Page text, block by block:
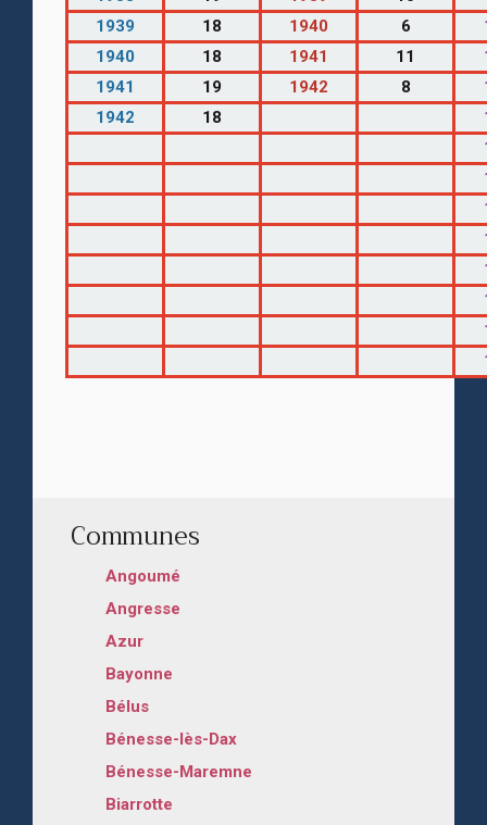
Communes
Angoumé
Angresse
Azur
Bayonne
Bélus
Bénesse-lès-Dax
Bénesse-Maremne
Biarrotte
1939
18 1940 6
1940
18 1941 11
1941
19 1942 8
1942
18